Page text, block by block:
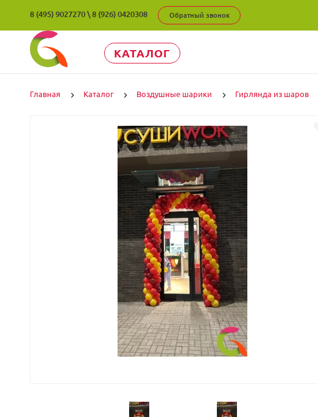
8 (495) 9027270 \ 8 (926) 0420308 Обратный звонок
КАТАЛОГ
Главная Каталог Воздушные шарики Гирлянда из шаров